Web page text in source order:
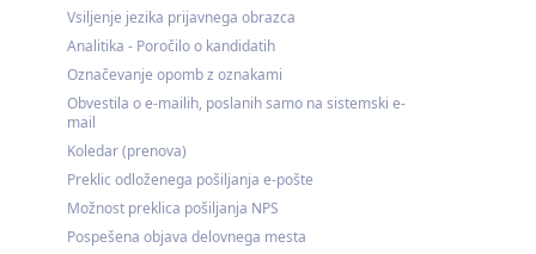
Vsiljenje jezika prijavnega obrazca
Analitika - Poročilo o kandidatih
Označevanje opomb z oznakami
Obvestila o e-mailih, poslanih samo na sistemski e-
mail
Koledar (prenova)
Preklic odloženega pošiljanja e-pošte
Možnost preklica pošiljanja NPS
Pospešena objava delovnega mesta